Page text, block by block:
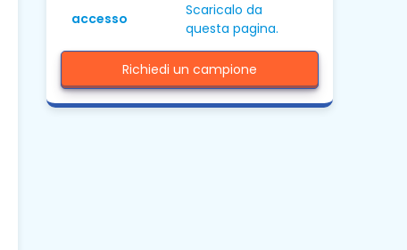
accesso
Scaricalo da
questa pagina.
Richiedi un campione